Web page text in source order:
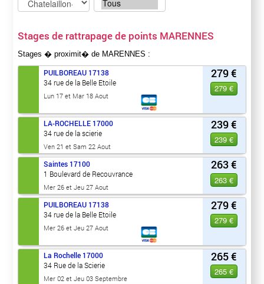
Stages de rattrapage de points MARENNES
Stages � proximit� de MARENNES :
279 €
279 €
PUILBOREAU 17138
34 rue de la Belle Etoile
Lun 17 et Mar 18 Aout
239 €
239 €
LA-ROCHELLE 17000
34 rue de la scierie
Ven 21 et Sam 22 Aout
263 €
263 €
Saintes 17100
1 Boulevard de Recouvrance
Mer 26 et Jeu 27 Aout
279 €
279 €
PUILBOREAU 17138
34 rue de la Belle Etoile
Mer 26 et Jeu 27 Aout
265 €
265 €
La Rochelle 17000
34 Rue de la Scierie
Mer 02 et Jeu 03 Septembre